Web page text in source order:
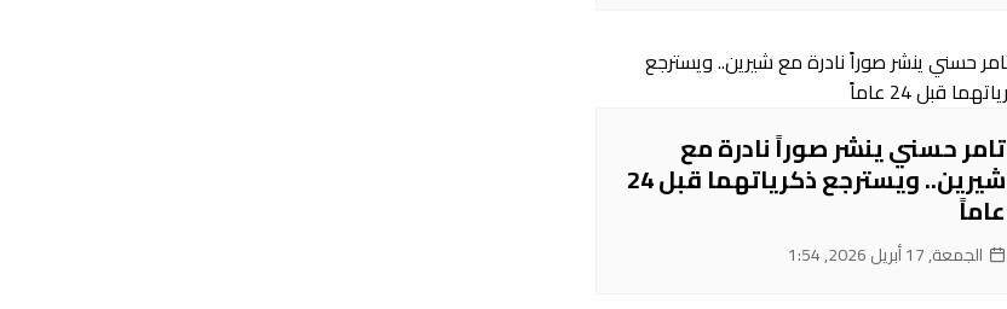
تامر حسني ينشر صوراً نادرة مع
شيرين.. ويسترجع ذكرياتهما قبل 24
عاماً
الجمعة, 17 أبريل 2026, 1:54